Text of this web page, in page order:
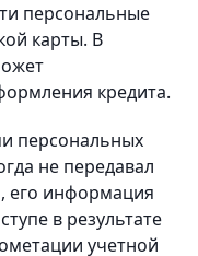
персональные
карты. В
кредита.
персональных
не передавал
его информация
в результате
учетной